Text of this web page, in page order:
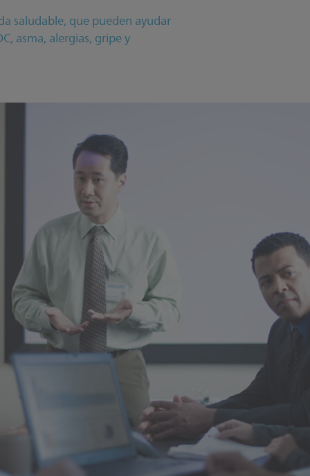
saludable, que pueden ayudar
asma, alergias, gripe y